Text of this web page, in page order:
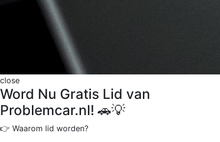
close
Word Nu Gratis Lid van
Problemcar.nl! 🚗💡
👉 Waarom lid worden?